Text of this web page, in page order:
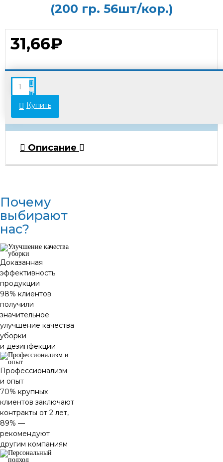
(200 гр. 56шт/кор.)
31,66₽
Купить
В связи с переоценкой товара стоимость
некоторых позиций может отличаться от
указанной на сайте. Просьба уточнять актуальные
Описание
Почему
выбирают
нас?
Доказанная
эффективность
продукции
98% клиентов
получили
значительное
улучшение качества
уборки
и дезинфекции
Профессионализм
и опыт
70% крупных
клиентов заключают
контракты от 2 лет,
89% —
рекомендуют
другим компаниям